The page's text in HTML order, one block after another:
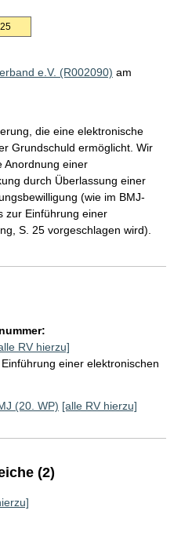
e.V. (R002090) am
die eine elektronische
Grundschuld ermöglicht. Wir
Anordnung einer
durch Überlassung einer
(wie im BMJ-
zur Einführung einer
S. 25 vorgeschlagen wird).
RV hierzu]
einer elektronischen
(20. WP) [alle RV hierzu]
(2)